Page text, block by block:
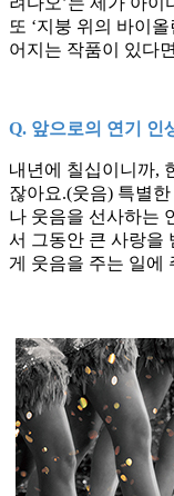
또 ‘지붕 위의 바이
어지는 작품이 있다
Q. 앞으로의 연기 인
내년에 칠십이니까,
잖아요.(웃음) 특별
나 웃음을 선사하는
서 그동안 큰 사랑을
게 웃음을 주는 일에